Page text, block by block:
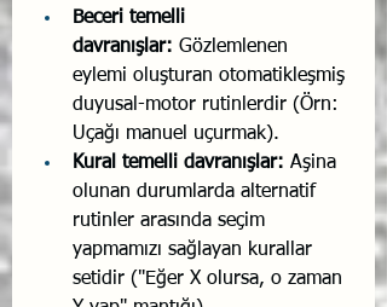
Beceri temelli
davranışlar: Gözlemlenen
eylemi oluşturan otomatikleşmiş
duyusal-motor rutinlerdir (Örn:
Uçağı manuel uçurmak).
Kural temelli davranışlar: Aşina
olunan durumlarda alternatif
rutinler arasında seçim
yapmamızı sağlayan kurallar
setidir ("Eğer X olursa, o zaman